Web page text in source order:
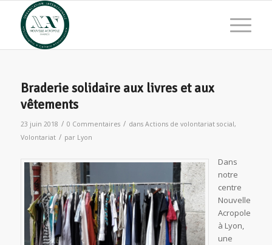
Braderie solidaire aux livres et aux
vêtements
23 juin 2018 / 0 Commentaires / dans Actions de volontariat social,
Volontariat / par Lyon
Dans
notre
centre
Nouvelle
Acropole
à Lyon,
une